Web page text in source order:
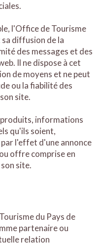
l'Office de Tourisme
sa diffusion de la
des messages et des
Il ne dispose à cet
de moyens et ne peut
ou la fiabilité des
site.
informations
qu'ils soient,
l'effet d'une annonce
offre comprise en
site.
du Pays de
partenaire ou
relation